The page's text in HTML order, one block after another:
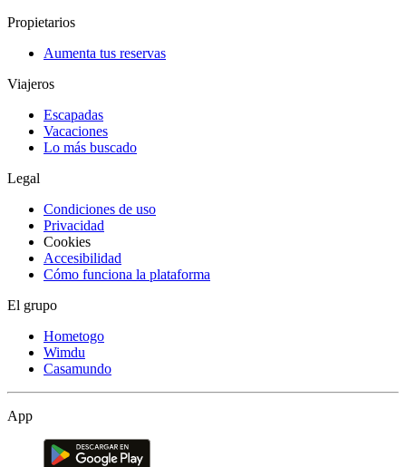
Propietarios
Aumenta tus reservas
Viajeros
Escapadas
Vacaciones
Lo más buscado
Legal
Condiciones de uso
Privacidad
Cookies
Accesibilidad
Cómo funciona la plataforma
El grupo
Hometogo
Wimdu
Casamundo
App